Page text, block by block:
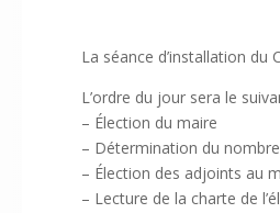
La séance d’installation
L’ordre du jour sera le
– Élection du maire
– Détermination du nombre
– Élection des adjoints au
– Lecture de la charte de